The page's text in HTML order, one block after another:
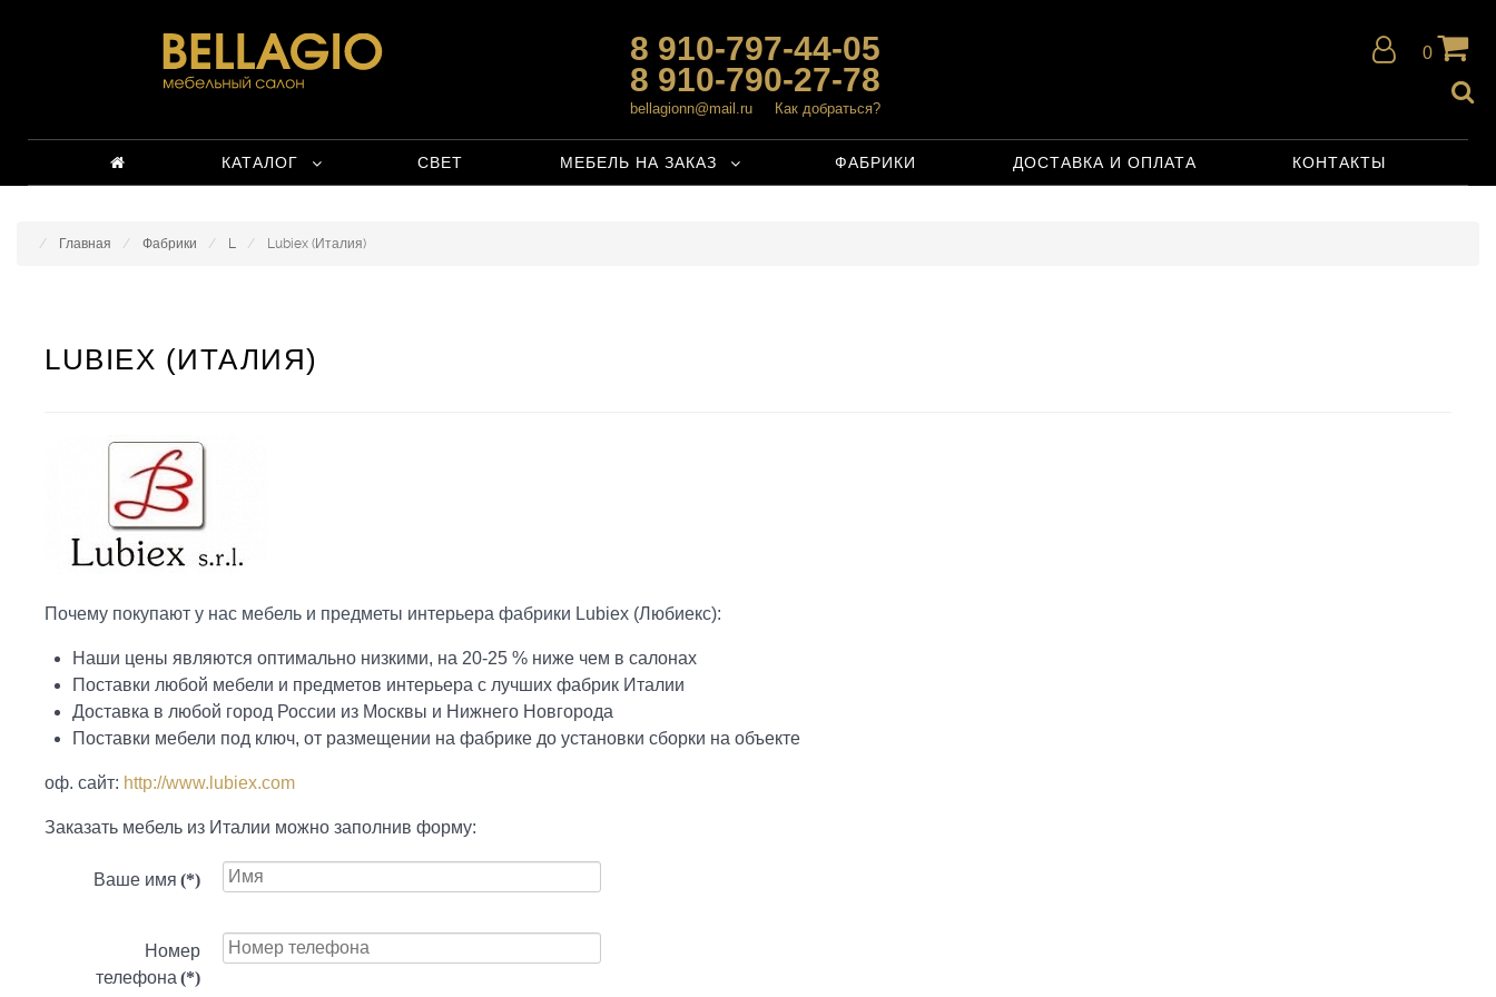
8 910-797-44-05
8 910-790-27-78
bellagionn@mail.ru Как добраться?
0
КАТАЛОГ СВЕТ МЕБЕЛЬ НА ЗАКАЗ ФАБРИКИ ДОСТАВКА И ОПЛАТА КОНТАКТЫ
Главная Фабрики L Lubiex (Италия)
LUBIEX (ИТАЛИЯ)
Почему покупают у нас мебель и предметы интерьера фабрики Lubiex (Любиекс):
Наши цены являются оптимально низкими, на 20-25 % ниже чем в салонах
Поставки любой мебели и предметов интерьера с лучших фабрик Италии
Доставка в любой город России из Москвы и Нижнего Новгорода
Поставки мебели под ключ, от размещении на фабрике до установки сборки на объекте
оф. сайт: http://www.lubiex.com
Заказать мебель из Италии можно заполнив форму:
Ваше имя (*)
Номер
телефона (*)